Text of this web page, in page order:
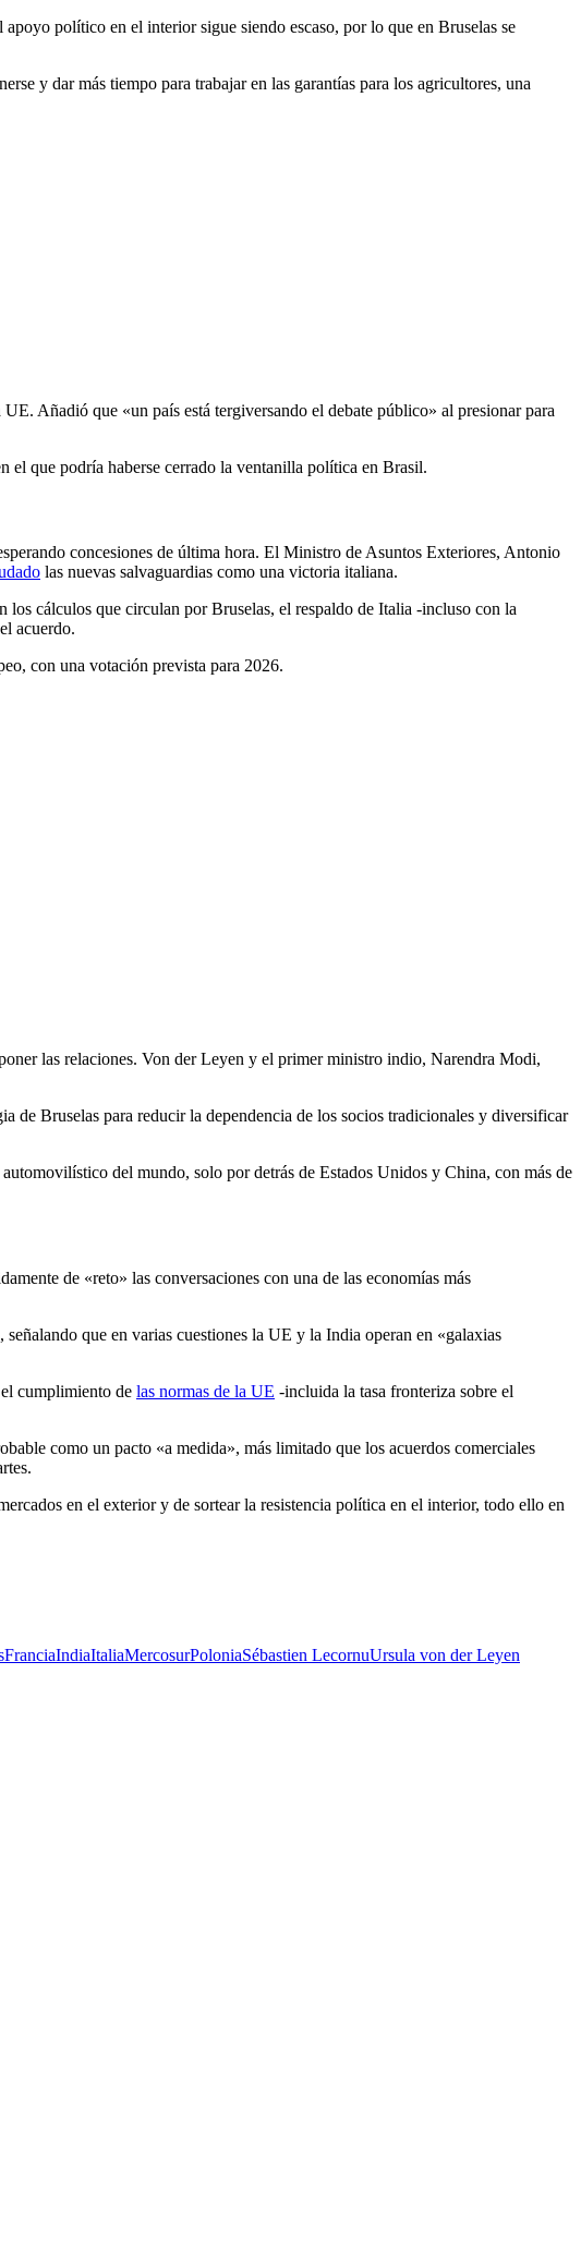
político en el interior sigue siendo escaso, por lo que en Bruselas se
y dar más tiempo para trabajar en las garantías para los agricultores, una
Añadió que «un país está tergiversando el debate público» al presionar para
el que podría haberse cerrado la ventanilla política en Brasil.
concesiones de última hora. El Ministro de Asuntos Exteriores, Antonio
las nuevas salvaguardias como una victoria italiana.
cálculos que circulan por Bruselas, el respaldo de Italia -incluso con la
acuerdo.
con una votación prevista para 2026.
las relaciones. Von der Leyen y el primer ministro indio, Narendra Modi,
de Bruselas para reducir la dependencia de los socios tradicionales y diversificar
del mundo, solo por detrás de Estados Unidos y China, con más de
de «reto» las conversaciones con una de las economías más
que en varias cuestiones la UE y la India operan en «galaxias
cumplimiento de las normas de la UE -incluida la tasa fronteriza sobre el
como un pacto «a medida», más limitado que los acuerdos comerciales
en el exterior y de sortear la resistencia política en el interior, todo ello en
FranciaIndiaItaliaMercosurPoloniaSébastien LecornuUrsula von der Leyen